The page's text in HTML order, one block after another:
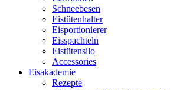
Schneebesen
Eistütenhalter
Eisportionierer
Eisspachteln
Eistütensilo
Accessories
Eisakademie
Rezepte